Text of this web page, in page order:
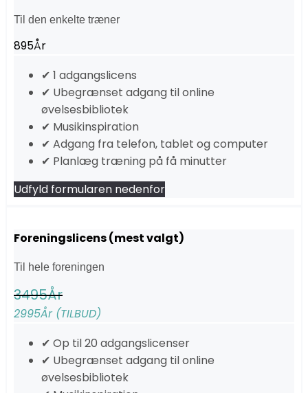
Til den enkelte træner
895År
✔ 1 adgangslicens
✔ Ubegrænset adgang til online
øvelsesbibliotek
✔ Musikinspiration
✔ Adgang fra telefon, tablet og computer
✔ Planlæg træning på få minutter
Udfyld formularen nedenfor
Foreningslicens (mest valgt)
Til hele foreningen
3495År
2995År (TILBUD)
✔ Op til 20 adgangslicenser
✔ Ubegrænset adgang til online
øvelsesbibliotek